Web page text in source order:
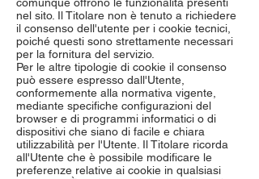
nel sito. Il Titolare non è tenuto a richiedere
il consenso dell'utente per i cookie tecnici,
poiché questi sono strettamente necessari
per la fornitura del servizio.
Per le altre tipologie di cookie il consenso
può essere espresso dall'Utente,
conformemente alla normativa vigente,
mediante specifiche configurazioni del
browser e di programmi informatici o di
dispositivi che siano di facile e chiara
utilizzabilità per l'Utente. Il Titolare ricorda
all'Utente che è possibile modificare le
preferenze relative ai cookie in qualsiasi